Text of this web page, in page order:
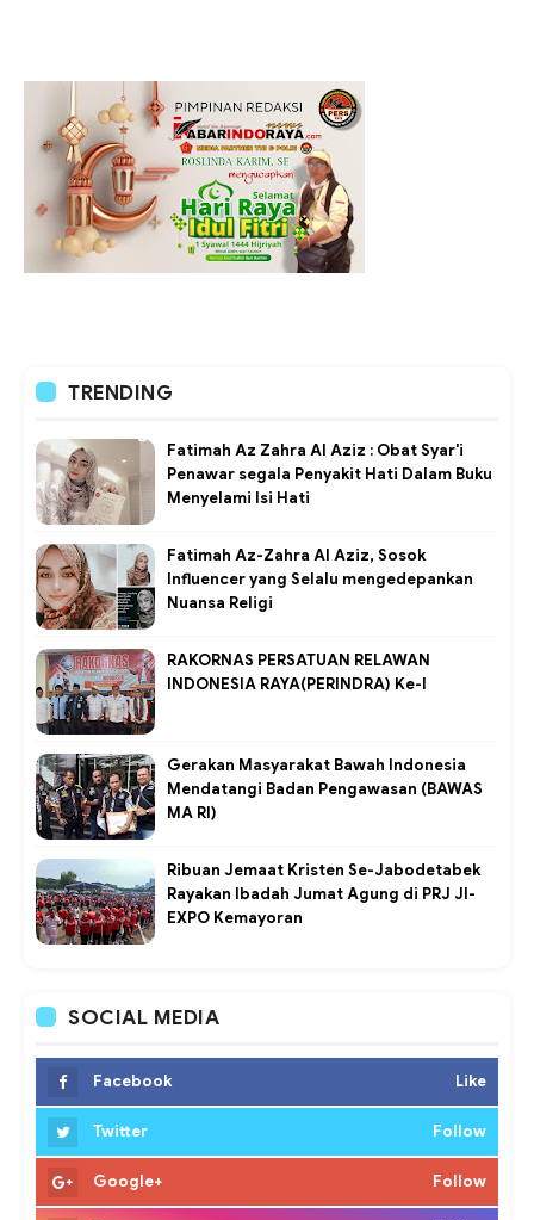
TRENDING
Fatimah Az Zahra Al Aziz : Obat Syar'i
Penawar segala Penyakit Hati Dalam Buku
Menyelami Isi Hati
Fatimah Az-Zahra Al Aziz, Sosok
Influencer yang Selalu mengedepankan
Nuansa Religi
RAKORNAS PERSATUAN RELAWAN
INDONESIA RAYA(PERINDRA) Ke-I
Gerakan Masyarakat Bawah Indonesia
Mendatangi Badan Pengawasan (BAWAS
MA RI)
Ribuan Jemaat Kristen Se-Jabodetabek
Rayakan Ibadah Jumat Agung di PRJ JI-
EXPO Kemayoran
SOCIAL MEDIA
Facebook Like
Twitter Follow
Google+ Follow